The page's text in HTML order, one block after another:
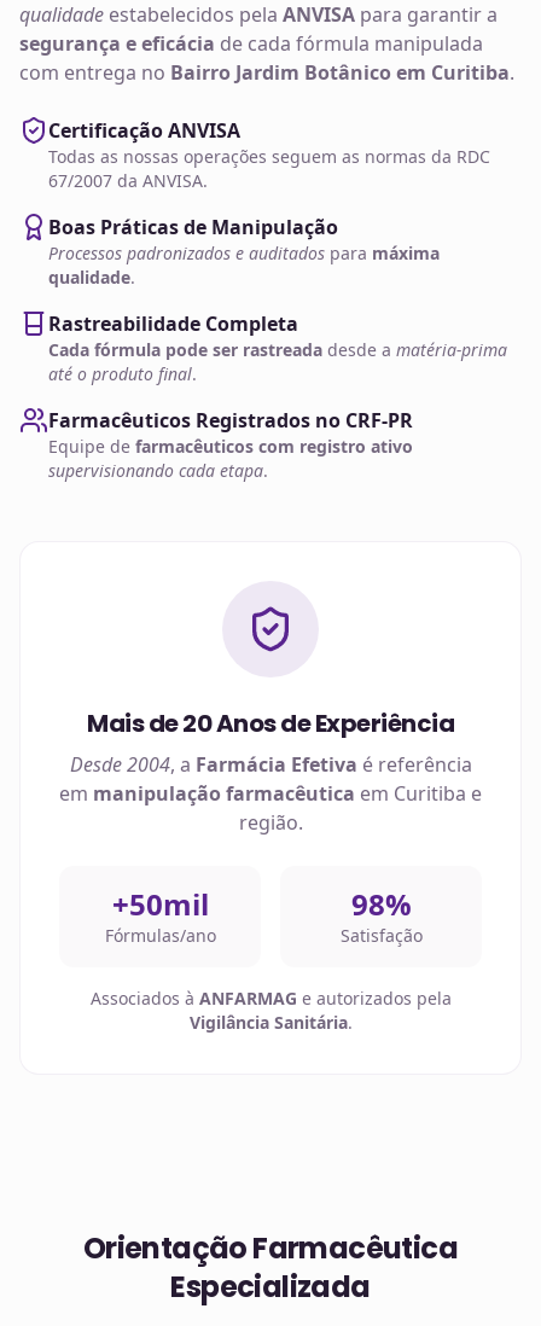
qualidade estabelecidos pela ANVISA para garantir a
segurança e eficácia de cada fórmula manipulada
com entrega no Bairro Jardim Botânico em Curitiba.
Certificação ANVISA
Todas as nossas operações seguem as normas da RDC
67/2007 da ANVISA.
Boas Práticas de Manipulação
Processos padronizados e auditados para máxima
qualidade.
Rastreabilidade Completa
Cada fórmula pode ser rastreada desde a matéria-prima
até o produto final.
Farmacêuticos Registrados no CRF-PR
Equipe de farmacêuticos com registro ativo
supervisionando cada etapa.
Mais de 20 Anos de Experiência
Desde 2004, a Farmácia Efetiva é referência
em manipulação farmacêutica em Curitiba e
região.
+50mil
Fórmulas/ano
98%
Satisfação
Associados à ANFARMAG e autorizados pela
Vigilância Sanitária.
Orientação Farmacêutica
Especializada